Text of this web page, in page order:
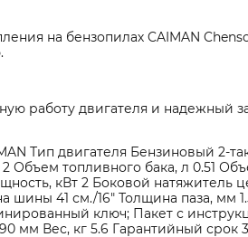
на бензопилах CAIMAN
работу двигателя и надежный
Тип двигателя Бензиновый 2-
топливного бака, л 0.51
кВт 2 Боковой натяжитель
41 см./16" Толщина паза, мм
ключ; Пакет с
мм Вес, кг 5.6 Гарантийный срок 3